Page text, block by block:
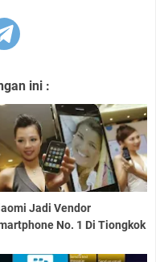
ini :
Jadi Vendor
No. 1 Di Tiongkok